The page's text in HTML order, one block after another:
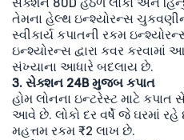
તેમના હેલ્થ ઇન્શ્યોરન્સ
સ્વીકાર્ય કપાતની રકમ
ઇન્શ્યોરન્સ દ્વારા કવર કરવામાં
સંખ્યાના આધારે બદલાય છે.
3. સેક્શન 24B મુજબ કપાત
હોમ લોનના ઇન્ટરેસ્ટ માટે કપાત
આવે છે. લોકો દર વર્ષે જે ઘરમાં
મહત્તમ રકમ ₹2 લાખ છે.